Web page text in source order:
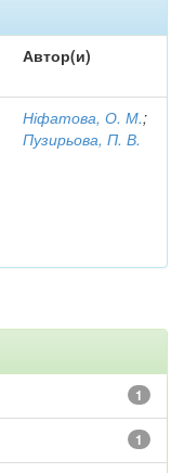
Автор(и)
Ніфатова, О. М.;
Пузирьова, П. В.
1
1